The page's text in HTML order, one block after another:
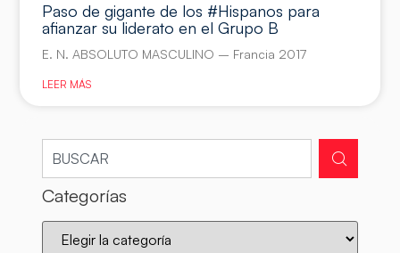
Paso de gigante de los #Hispanos para
afianzar su liderato en el Grupo B
E. N. ABSOLUTO MASCULINO – Francia 2017
LEER MÁS
Categorías